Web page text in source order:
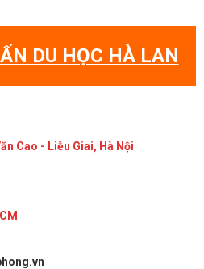
DU HỌC HÀ LAN
Cao - Liễu Giai, Hà Nội